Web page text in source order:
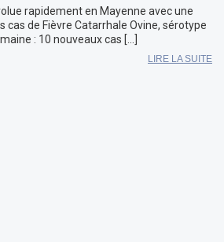
rapidement en Mayenne avec une
cas de Fièvre Catarrhale Ovine, sérotype
: 10 nouveaux cas […]
LIRE LA SUITE